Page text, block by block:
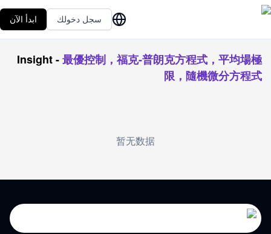
سجل دخولك ابدأ الآن
Insight-最優控制，福克-普朗克方程式，平均場極
限，隨機微分方程式
暂无数据